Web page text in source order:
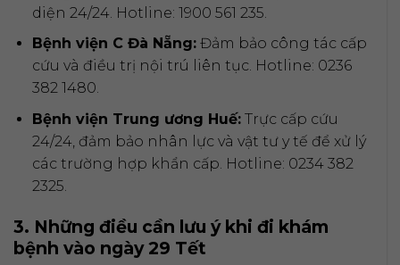
diện 24/24. Hotline: 1900 561 235.
Bệnh viện C Đà Nẵng:Đảm bảo công tác cấp
cứu và điều trị nội trú liên tục. Hotline: 0236
382 1480.
Bệnh viện Trung ương Huế:Trực cấp cứu
24/24, đảm bảo nhân lực và vật tư y tế để xử lý
các trường hợp khẩn cấp. Hotline: 0234 382
2325.
3. Những điều cần lưu ý khi đi khám
bệnh vào ngày 29 Tết